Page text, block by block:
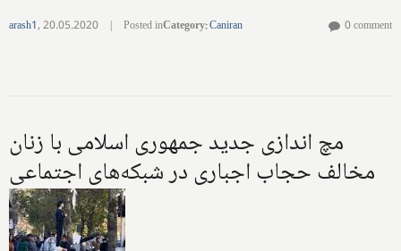
arash1,20.05.2020 | Posted inCategory:Caniran 0 comment
مچ اندازی جدید جمهوری اسلامی با زنان
مخالف حجاب اجباری در شبکه‌های اجتماعی